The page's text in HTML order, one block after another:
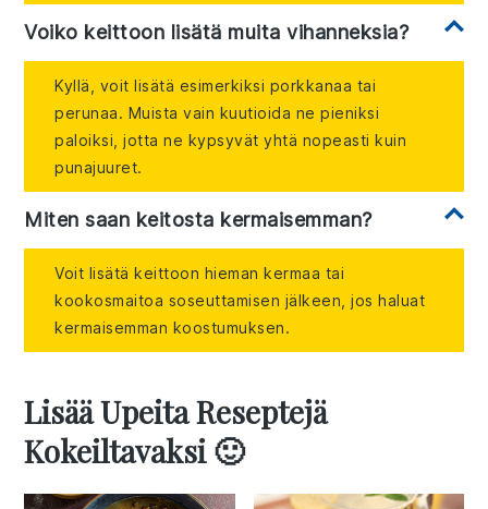
Voiko keittoon lisätä muita vihanneksia?
Kyllä, voit lisätä esimerkiksi porkkanaa tai
perunaa. Muista vain kuutioida ne pieniksi
paloiksi, jotta ne kypsyvät yhtä nopeasti kuin
punajuuret.
Miten saan keitosta kermaisemman?
Voit lisätä keittoon hieman kermaa tai
kookosmaitoa soseuttamisen jälkeen, jos haluat
kermaisemman koostumuksen.
Lisää Upeita Reseptejä
Kokeiltavaksi 🙂